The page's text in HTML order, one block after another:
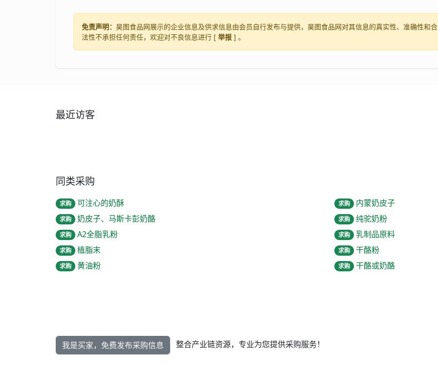
免责声明： 昊图食品网展示的企业信息及供求信息由会员自行发布与提供，昊图食品网对其信息的真实性、准确性和合
法性不承担任何责任，欢迎对不良信息进行 [ 举报 ] 。
最近访客
同类采购
求购 可注心的奶酥 求购 内蒙奶皮子
求购 奶皮子、马斯卡彭奶酪 求购 纯驼奶粉
求购 A2全脂乳粉 求购 乳制品原料
求购 植脂末 求购 干酪粉
求购 黄油粉 求购 干酪或奶酪
我是买家，免费发布采购信息 整合产业链资源，专业为您提供采购服务！